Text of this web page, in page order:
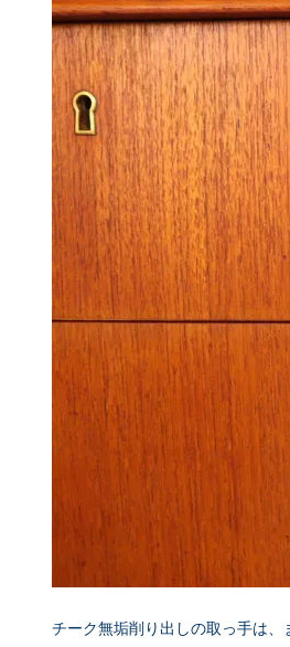
チーク無垢削り出しの取っ手は、